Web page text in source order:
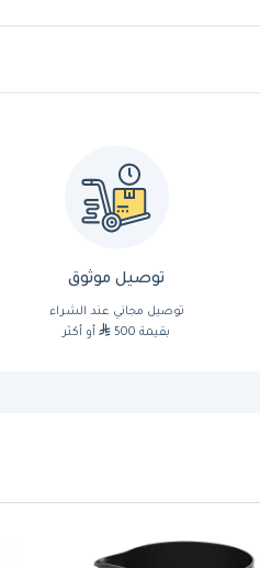
توصيل موثوق
توصيل مجاني عند الشراء
بقيمة 500
أو أكثر